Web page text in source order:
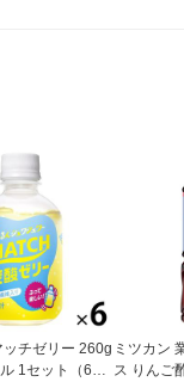
ッチゼリー 260g
1セット（6
ミツカン
ス りんご